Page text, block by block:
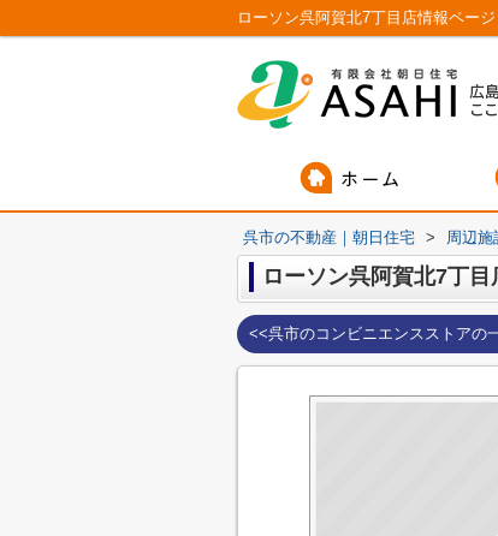
ローソン呉阿賀北7丁目店情報ペー
呉市の不動産｜朝日住宅 > 周辺施
ローソン呉阿賀北7丁目
<<呉市のコンビニエンスストアの